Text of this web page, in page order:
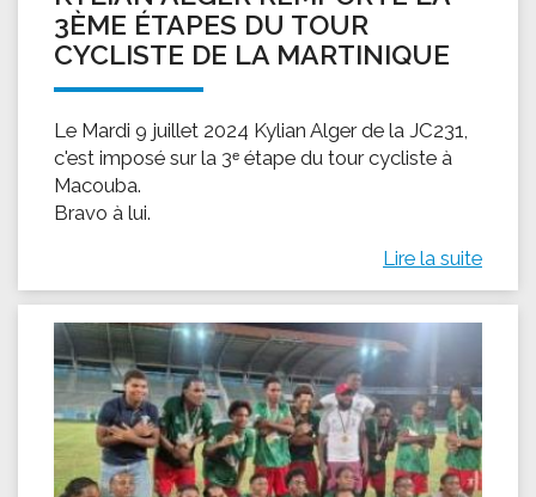
3ÈME ÉTAPES DU TOUR
CYCLISTE DE LA MARTINIQUE
Le Mardi 9 juillet 2024 Kylian Alger de la JC231,
c'est imposé sur la 3ᵉ étape du tour cycliste à
Macouba.
Bravo à lui.
Lire la suite